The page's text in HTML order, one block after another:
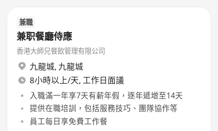
兼職
兼职餐廳侍應
香港大師兄餐飲管理有限公司
九龍城, 九龍城
8小時以上/天, 工作日面議
入職滿一年享7天有薪年假，逐年遞增至14天
提供在職培訓，包括服務技巧、團隊協作等
員工每日享免費工作餐